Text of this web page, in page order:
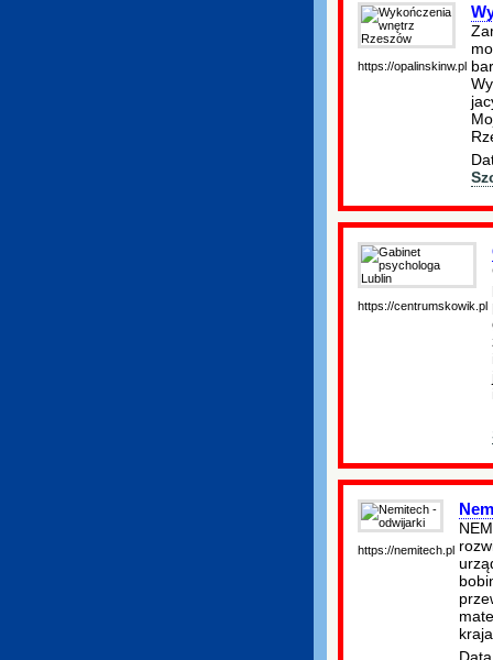
https://opalinskinw.pl
https://centrumskowik.pl
https://nemitech.pl